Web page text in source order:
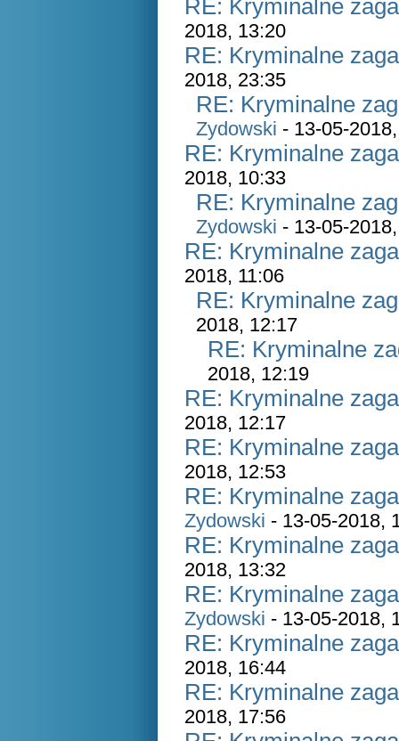
RE: Kryminalne
2018, 13:20
RE: Kryminalne
2018, 23:35
RE: Kryminalne
Zydowski - 13-05-
RE: Kryminalne
2018, 10:33
RE: Kryminalne
Zydowski - 13-05-
RE: Kryminalne
2018, 11:06
RE: Kryminalne
2018, 12:17
RE: Kryminalne
2018, 12:19
RE: Kryminalne
2018, 12:17
RE: Kryminalne
2018, 12:53
RE: Kryminalne
Zydowski - 13-05-2018,
RE: Kryminalne
2018, 13:32
RE: Kryminalne
Zydowski - 13-05-2018,
RE: Kryminalne
2018, 16:44
RE: Kryminalne
2018, 17:56